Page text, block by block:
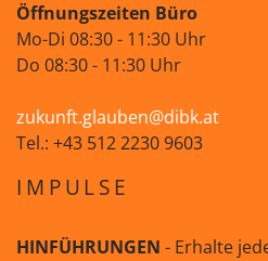
Öffnungszeiten Büro
Mo-Di 08:30 - 11:30 Uhr
Do 08:30 - 11:30 Uhr
zukunft.glauben@dibk.at
Tel.: +43 512 2230 9603
IMPULSE
HINFÜHRUNGEN - Erhalte